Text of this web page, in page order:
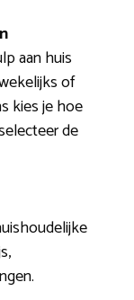
aan huis
of
kies je hoe
de